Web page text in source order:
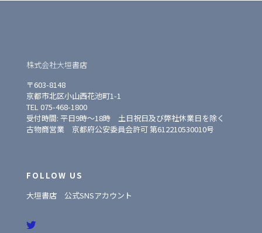
株式会社大垣書店
〒603-8148
京都市北区小山西花池町1-1
TEL 075-468-1800
受付時間: 平日9時〜18時 土日祝日及び弊社休業日を除く
古物商営業 京都府公安委員会許可 第612210530010号
FOLLOW US
大垣書店 公式SNSアカウント